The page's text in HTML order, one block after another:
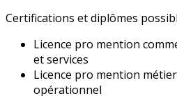
Certifications et diplômes
Licence pro mention
et services
Licence pro mention
opérationnel